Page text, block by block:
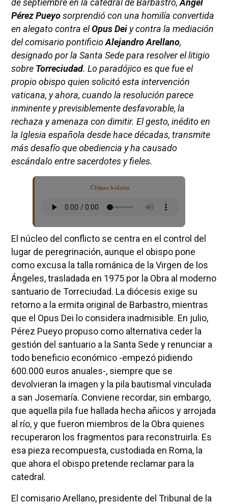
Pérez Pueyosorprendió con una homilía convertida
en alegato contra elOpus Deiy contra la mediación
del comisario pontificioAlejandro Arellano,
designado por la Santa Sede para resolver el litigio
sobre Torreciudad. Lo paradójico es que fue el
propio obispo quien solicitó esta intervención
vaticana, y ahora, cuando la resolución parece
inminente y previsiblemente desfavorable, la
rechaza y amenaza con dimitir. El gesto, inédito en
la Iglesia española desde hace décadas, transmite
más desafío que obediencia y ha causado
escándalo entre sacerdotes y fieles.
Último boletín
El núcleo del conflicto se centra en el control del
lugar de peregrinación, aunque el obispo pone
como excusa la talla románica de la Virgen de los
Ángeles, trasladada en 1975 por la Obra al moderno
santuario de Torreciudad. La diócesis exige su
retorno a la ermita original de Barbastro, mientras
que el Opus Dei lo considera inadmisible. En julio,
Pérez Pueyo propuso como alternativa ceder la
gestión del santuario a la Santa Sede y renunciar a
todo beneficio económico -empezó pidiendo
600.000 euros anuales-, siempre que se
devolvieran la imagen y la pila bautismal vinculada
a san Josemaría. Conviene recordar, sin embargo,
que aquella pila fue hallada hecha añicos y arrojada
al río, y que fueron miembros de la Obra quienes
recuperaron los fragmentos para reconstruirla. Es
esa pieza recompuesta, custodiada en Roma, la
que ahora el obispo pretende reclamar para la
catedral.
El comisario Arellano, presidente del Tribunal de la